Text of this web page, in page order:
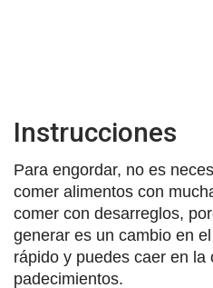
Instrucciones
Para engordar, no es
comer alimentos con
comer con desarreglos,
generar es un cambio en
rápido y puedes caer en la
padecimientos.